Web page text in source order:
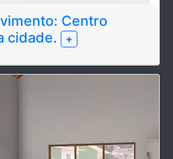
Centro
cidade.
+